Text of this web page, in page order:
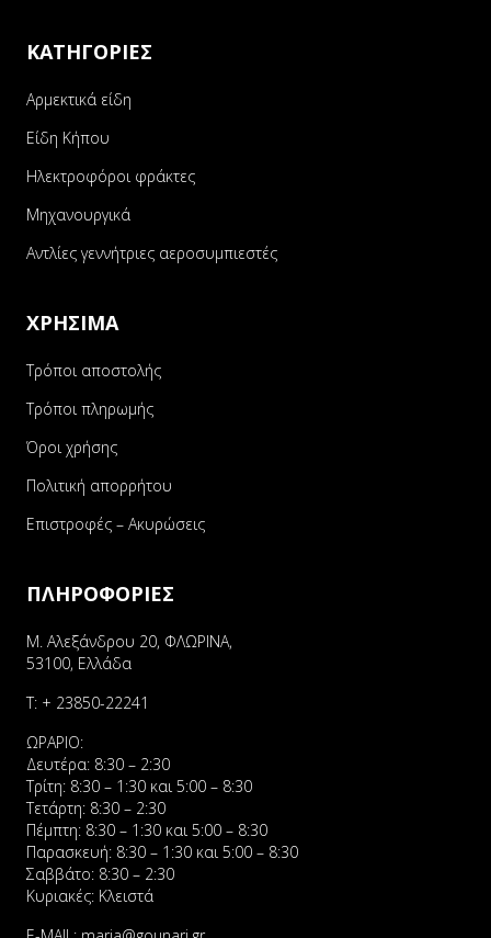
ΚΑΤΗΓΟΡΙΕΣ
Αρμεκτικά είδη
Είδη Κήπου
Ηλεκτροφόροι φράκτες
Μηχανουργικά
Αντλίες γεννήτριες αεροσυμπιεστές
ΧΡΗΣΙΜΑ
Τρόποι αποστολής
Τρόποι πληρωμής
Όροι χρήσης
Πολιτική απορρήτου
Επιστροφές – Ακυρώσεις
ΠΛΗΡΟΦΟΡΙΕΣ
Μ. Αλεξάνδρου 20, ΦΛΩΡΙΝΑ,
53100, Ελλάδα
Τ: + 23850-22241
ΩΡΑΡΙΟ:
Δευτέρα: 8:30 – 2:30
Τρίτη: 8:30 – 1:30 και 5:00 – 8:30
Τετάρτη: 8:30 – 2:30
Πέμπτη: 8:30 – 1:30 και 5:00 – 8:30
Παρασκευή: 8:30 – 1:30 και 5:00 – 8:30
Σαββάτο: 8:30 – 2:30
Κυριακές: Κλειστά